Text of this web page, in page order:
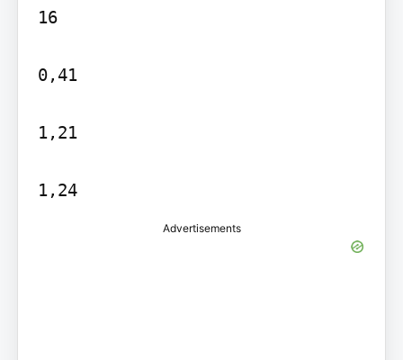
16
0,41
1,21
1,24
Advertisements